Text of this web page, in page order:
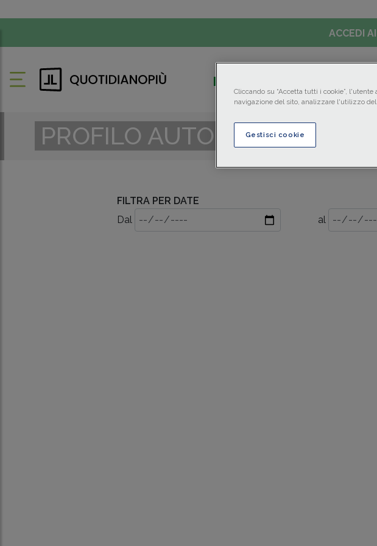
ACCEDI
PROFILO AUTORE
FILTRA PER DATE
Dal
al
Cliccando su “Accetta tutti i cookie”,
navigazione del sito, analizzare l'utilizzo
Gestisci cookie